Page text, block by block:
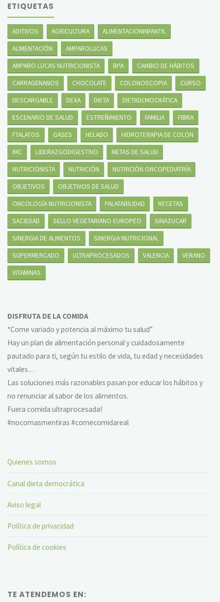
ETIQUETAS
ADITIVOS AGRICULTURA
ALIMENTACIONINFANTIL
ALIMENTACIÓN
AMPAROLUCAS
AMPARO LUCAS NUTRICIONISTA
BPA
CAMBIO DE HÁBITOS
CARRAGENANOS
CHOCOLATE COLONOSCOPIA
CURSO
DESCARGABLE
DEXA DIETA
DIETADEMOCRÁTICA
ESCENARIO DE SALUD
ESTREÑIMIENTO FAMILIA
FIBRA
FTALATOS
GASES HELADO
HIDROTERAPIA DE COLON
IMC
LIDERAZGODIGESTIVO
METAS DE SALUD
NUTRICIONISTA
NUTRICIÓN
NUTRICIÓN ONCOPEDIATRÍA
OBJETIVOS
OBJETIVOS DE SALUD
ONCOLOGÍA NUTRICIONISTA
PALATABILIDAD
RECETAS
SACIEDAD
SELLO VEGETARIANO EUROPEO
SINAZUCAR
SINERGIA DE ALIMENTOS
SINERGIA NUTRICIONAL
SUPERMERCADO
ULTRAPROCESADOS VALENCIA
VERANO
VITAMINAS
DISFRUTA DE LA COMIDA
“Come variado y potencia al máximo tu salud”
Hay un plan de alimentación personal y cuidadosamente
pautado para ti, según tu estilo de vida, tu edad y necesidades
vitales…
Las soluciones más razonables pasan por educar los hábitos y
no renunciar al sabor de los alimentos.
Fuera comida ultraprocesada!
#nocomasmentiras #comecomidareal
Quienes somos
Canal dieta democrática
Aviso legal
Política de privacidad
Política de cookies
TE ATENDEMOS EN: